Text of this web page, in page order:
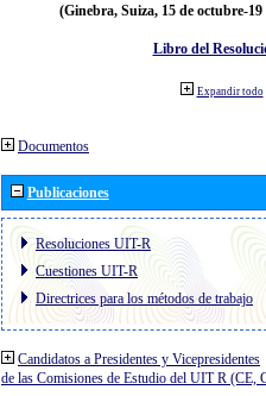
(Ginebra, Suiza, 15 de octubre-19
Libro del
Expandir todo
Documentos
Publicaciones
Resoluciones UIT-R
Cuestiones UIT-R
Directrices para los métodos de trabajo
Candidatos a Presidentes y Vicepresidentes
de las Comisiones de Estudio del UIT R (CE,